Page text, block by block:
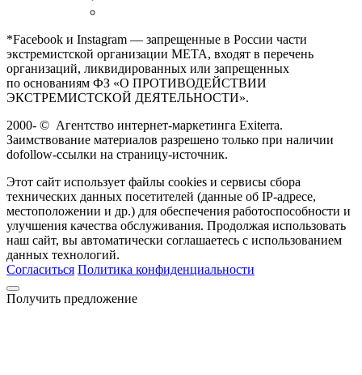
*Facebook и Instagram — запрещенные в России части
экстремистской организации META, входят в перечень
организаций, ликвидированных или запрещенных
по основаниям ФЗ «О ПРОТИВОДЕЙСТВИИ
ЭКСТРЕМИСТСКОЙ ДЕЯТЕЛЬНОСТИ».
2000- © Агентство интернет-маркетинга Exiterra.
Заимствование материалов разрешено только при наличии
dofollow-ссылки на страницу-источник.
Этот сайт использует файлы cookies и сервисы сбора
технических данных посетителей (данные об IP-адресе,
местоположении и др.) для обеспечения работоспособности и
улучшения качества обслуживания. Продолжая использовать
наш сайт, вы автоматически соглашаетесь с использованием
данных технологий.
Согласиться Политика конфиденциальности
Получить предложение